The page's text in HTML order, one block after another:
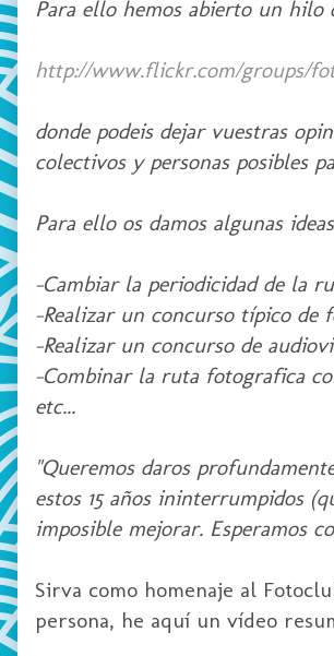
Para ello hemos abierto un
http://www.flickr.com/groups/
donde podeis dejar vuestras
colectivos y personas posibles
Para ello os damos algunas
-Cambiar la periodicidad de la
-Realizar un concurso típico de
-Realizar un concurso de
-Combinar la ruta fotografica
etc...
"Queremos daros
estos 15 años ininterrumpidos
imposible mejorar. Esperamos
Sirva como homenaje al
persona, he aquí un vídeo